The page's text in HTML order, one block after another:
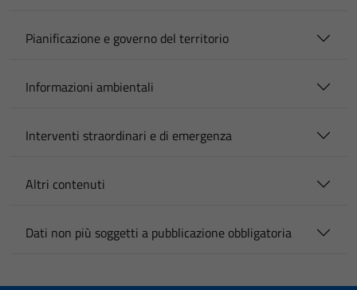
Pianificazione e governo del territorio
Informazioni ambientali
Interventi straordinari e di emergenza
Altri contenuti
Dati non più soggetti a pubblicazione obbligatoria